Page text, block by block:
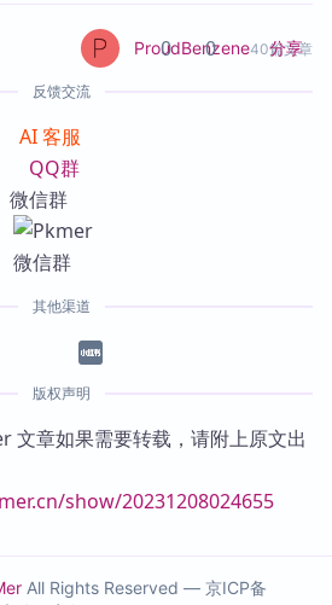
ProudBenzene40篇文章
0 0 分享
反馈交流
AI 客服
QQ群
微信群
其他渠道
版权声明
文章如果需要转载，请附上原文出
show/20231208024655
All Rights Reserved — 京ICP备